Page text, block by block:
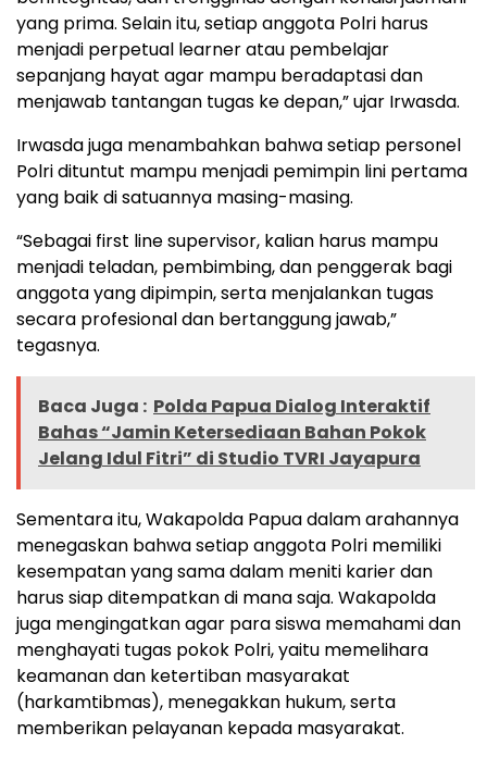
yang prima. Selain itu, setiap anggota Polri harus
menjadi perpetual learner atau pembelajar
sepanjang hayat agar mampu beradaptasi dan
menjawab tantangan tugas ke depan,” ujar Irwasda.
Irwasda juga menambahkan bahwa setiap personel
Polri dituntut mampu menjadi pemimpin lini pertama
yang baik di satuannya masing-masing.
“Sebagai first line supervisor, kalian harus mampu
menjadi teladan, pembimbing, dan penggerak bagi
anggota yang dipimpin, serta menjalankan tugas
secara profesional dan bertanggung jawab,”
tegasnya.
Baca Juga : Polda Papua Dialog Interaktif
Bahas “Jamin Ketersediaan Bahan Pokok
Jelang Idul Fitri” di Studio TVRI Jayapura
Sementara itu, Wakapolda Papua dalam arahannya
menegaskan bahwa setiap anggota Polri memiliki
kesempatan yang sama dalam meniti karier dan
harus siap ditempatkan di mana saja. Wakapolda
juga mengingatkan agar para siswa memahami dan
menghayati tugas pokok Polri, yaitu memelihara
keamanan dan ketertiban masyarakat
(harkamtibmas), menegakkan hukum, serta
memberikan pelayanan kepada masyarakat.